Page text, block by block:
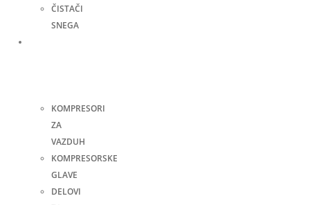
ČISTAČI
SNEGA
KOMPRESORI
ZA
VAZDUH
KOMPRESORSKE
GLAVE
DELOVI